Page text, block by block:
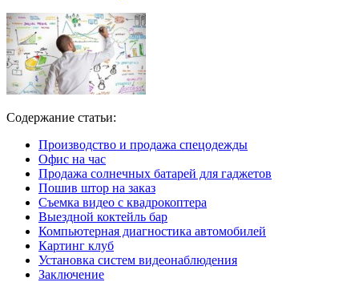
Содержание статьи:
Производство и продажа спецодежды
Офис на час
Продажа солнечных батарей для гаджетов
Пошив штор на заказ
Съемка видео с квадрокоптера
Выездной коктейль бар
Компьютерная диагностика автомобилей
Картинг клуб
Установка систем видеонаблюдения
Заключение